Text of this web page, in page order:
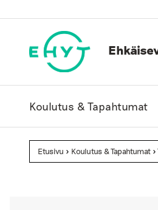
to
Koulutus & Tapahtumat
Etusivu > Koulutus & Tapahtumat >